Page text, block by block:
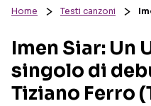
RECENSIONI MUSICALI
INTERVISTE
GOSSIP E CURIOSITÀ
Home Testi canzoni
Imen Siar: Un
singolo di
Tiziano Ferro